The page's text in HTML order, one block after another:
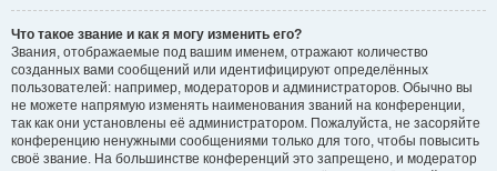
Что такое звание и как я могу изменить его?
Звания, отображаемые под вашим именем, отражают количество
созданных вами сообщений или идентифицируют определённых
пользователей: например, модераторов и администраторов. Обычно вы
не можете напрямую изменять наименования званий на конференции,
так как они установлены её администратором. Пожалуйста, не засоряйте
конференцию ненужными сообщениями только для того, чтобы повысить
своё звание. На большинстве конференций это запрещено, и модератор